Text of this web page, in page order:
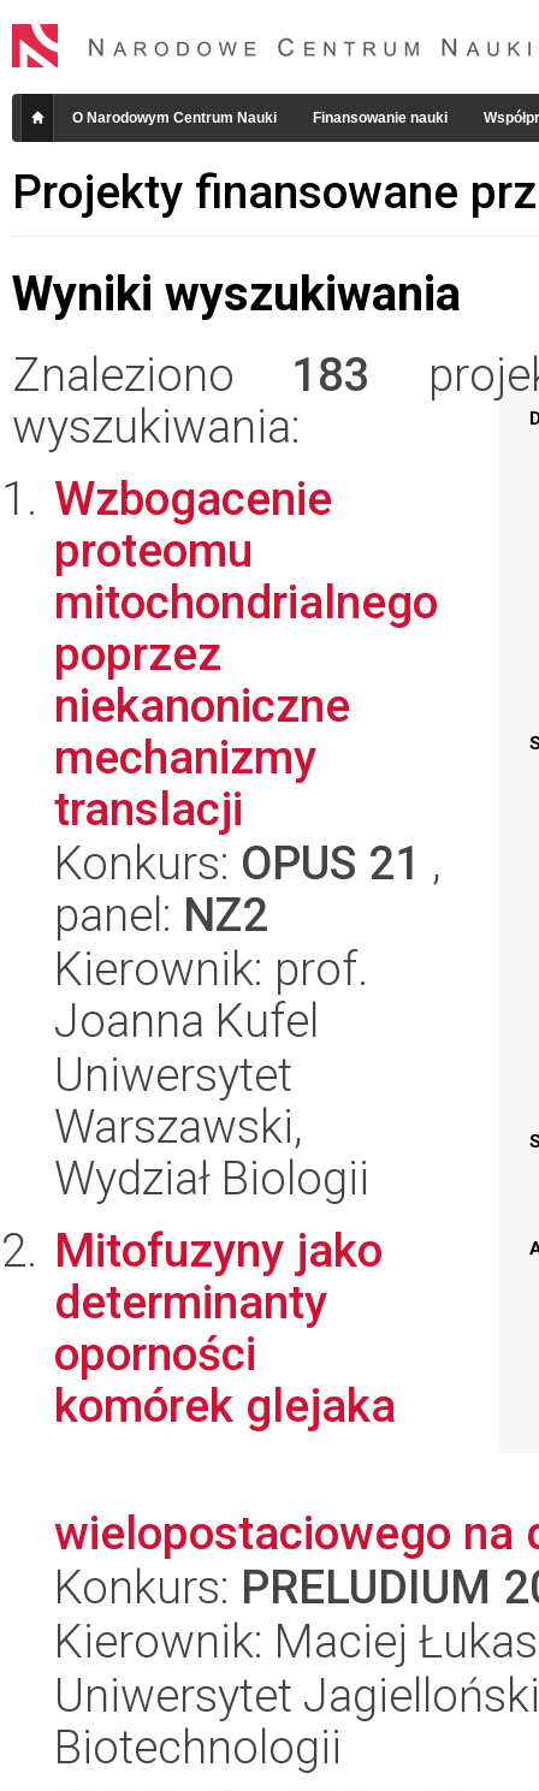
O Narodowym Centrum Nauki Finansowanie nauki
Projekty finansowane
Wyniki wyszukiwania
Znaleziono 183
wyszukiwania:
Wzbogacenie
proteomu
mitochondrialnego
poprzez
niekanoniczne
mechanizmy
translacji
Konkurs: OPUS 21 ,
panel: NZ2
Kierownik: prof.
Joanna Kufel
Uniwersytet
Warszawski,
Wydział Biologii
Mitofuzyny jako
determinanty
oporności
komórek glejaka
wielopostaciowego na
Konkurs: PRELUDIUM
Kierownik: Maciej
Uniwersytet
Biotechnologii